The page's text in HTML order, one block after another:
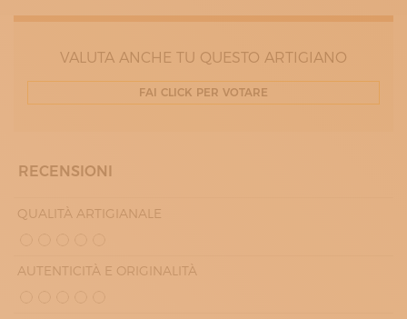
VALUTA ANCHE TU QUESTO ARTIGIANO
FAI CLICK PER VOTARE
RECENSIONI
QUALITÀ ARTIGIANALE
AUTENTICITÀ E ORIGINALITÀ